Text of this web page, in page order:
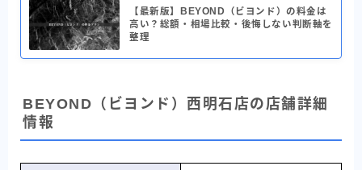
【最新版】BEYOND（ビヨンド）の料金は
高い？総額・相場比較・後悔しない判断軸を
整理
BEYOND（ビヨンド）西明石店の店舗詳細
情報